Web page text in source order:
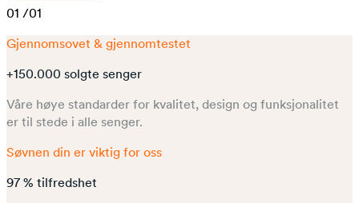
01 /01
Gjennomsovet & gjennomtestet
+150.000 solgte senger
Våre høye standarder for kvalitet, design og funksjonalitet
er til stede i alle senger.
Søvnen din er viktig for oss
97 % tilfredshet